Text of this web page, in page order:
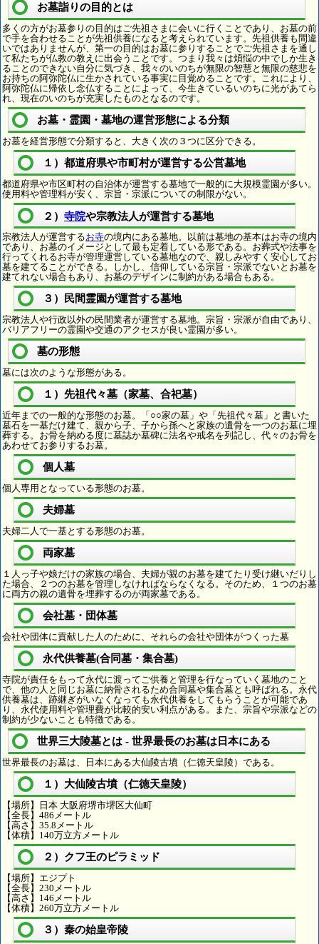
お墓詣りの目的とは
多くの方がお墓参りの目的はご先祖さまに会いに行くことであり、お墓の前
で手を合わせることが先祖供養になると考えられています。先祖供養も間違
いではありませんが、第一の目的はお墓に参りすることでご先祖さまを通し
て私たちが仏教の教えに出会うことです。つまり我々は煩悩の中でしか生き
ることのできない自分に気づき、我々のいのちが無限の智慧と無限の慈悲を
お持ちの阿弥陀仏に生かされている事実に目覚めることです。これにより、
阿弥陀仏に帰依し念仏することによって、今生きているいのちに光があてら
れ、現在のいのちが充実したものとなるのです。
お墓・霊園・墓地の運営形態による分類
お墓を経営形態で分類すると、大きく次の３つに区分できる。
１）都道府県や市町村が運営する公営墓地
都道府県や市区町村の自治体が運営する墓地で一般的に大規模霊園が多い。
使用料や管理料が安く、宗旨・宗派についての制限がない。
２） 寺院や宗教法人が運営する墓地
宗教法人が運営するお寺の境内にある墓地。以前は墓地の基本はお寺の境内
であり、お墓のイメージとして最も定着している形である。お葬式や法事を
行ってくれるお寺が管理運営している墓地なので、親しみやすく安心してお
墓を建てることができる。しかし、信仰している宗旨・宗派でないとお墓を
建てれない場合もあり、お墓のデザインに制約がある場合もある。
３）民間霊園が運営する墓地
宗教法人や行政以外の民間業者が運営する墓地。宗旨・宗派が自由であり、
バリアフリーの霊園や交通のアクセスが良い霊園が多い。
墓の形態
墓には次のような形態がある。
１）先祖代々墓（家墓、合祀墓）
近年までの一般的な形態のお墓。「○○家の墓」や「先祖代々墓」と書いた
墓石を一基だけ建て、親から子、子から孫へと家族の遺骨を一つのお墓に埋
葬する。お骨を納める度に墓誌か墓碑に法名や戒名を列記し、代々のお骨を
あわせてお参りするお墓。
個人墓
個人専用となっている形態のお墓。
夫婦墓
夫婦二人で一基とする形態のお墓。
両家墓
１人っ子や娘だけの家族の場合、夫婦が親のお墓を建てたり受け継いだりし
た場合、２つのお墓を管理しなければならなくなる。そのため、１つのお墓
に両方の親の遺骨を埋葬するのが両家墓である。
会社墓・団体墓
会社や団体に貢献した人のために、それらの会社や団体がつくった墓
永代供養墓(合同墓・集合墓)
寺院が責任をもって永代に渡ってご供養と管理を行なっていく墓地のこと
で、他の人と同じお墓に納骨されるため合同墓や集合墓とも呼ばれる。永代
供養墓は、跡継ぎがいなくなっても永代供養をしてもらうことが可能であ
り、永代使用料や管理費が比較的安い利点がある。また、宗旨や宗派などの
制約が少ないことも特徴である。
世界三大陵墓とは - 世界最長のお墓は日本にある
世界最長のお墓は、日本にある大仙陵古墳（仁徳天皇陵）である。
１）大仙陵古墳（仁徳天皇陵）
【場所】日本 大阪府堺市堺区大仙町
【全長】486メートル
【高さ】35.8メートル
【体積】140万立方メートル
２）クフ王のピラミッド
【場所】エジプト
【全長】230メートル
【高さ】146メートル
【体積】260万立方メートル
３）秦の始皇帝陵